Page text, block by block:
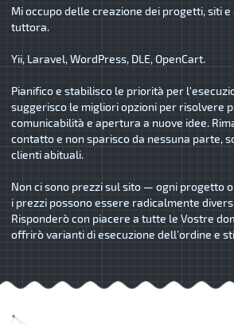
Mi occupo delle creazione dei progetti, siti
tuttora.
Yii, Laravel, WordPress, DLE, OpenCart.
Pianifico e stabilisco le priorità per
suggerisco le migliori opzioni per risolvere
comunicabilità e apertura a nuove idee.
contatto e non sparisco da nessuna parte,
clienti abituali.
Non ci sono prezzi sul sito — ogni progetto
i prezzi possono essere radicalmente
Risponderò con piacere a tutte le Vostre
offrirò varianti di esecuzione dell’ordine e